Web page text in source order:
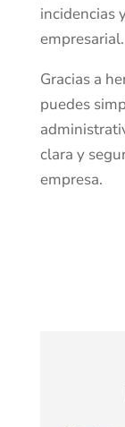
incidencias
empresarial.
Gracias a
puedes
clara y
empresa.